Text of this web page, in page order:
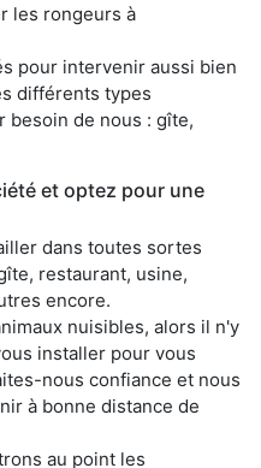
les rongeurs à
pour intervenir aussi bien
différents types
besoin de nous : gîte,
et optez pour une
dans toutes sortes
restaurant, usine,
encore.
nuisibles, alors il n'y
installer pour vous
nous confiance et nous
à bonne distance de
au point les